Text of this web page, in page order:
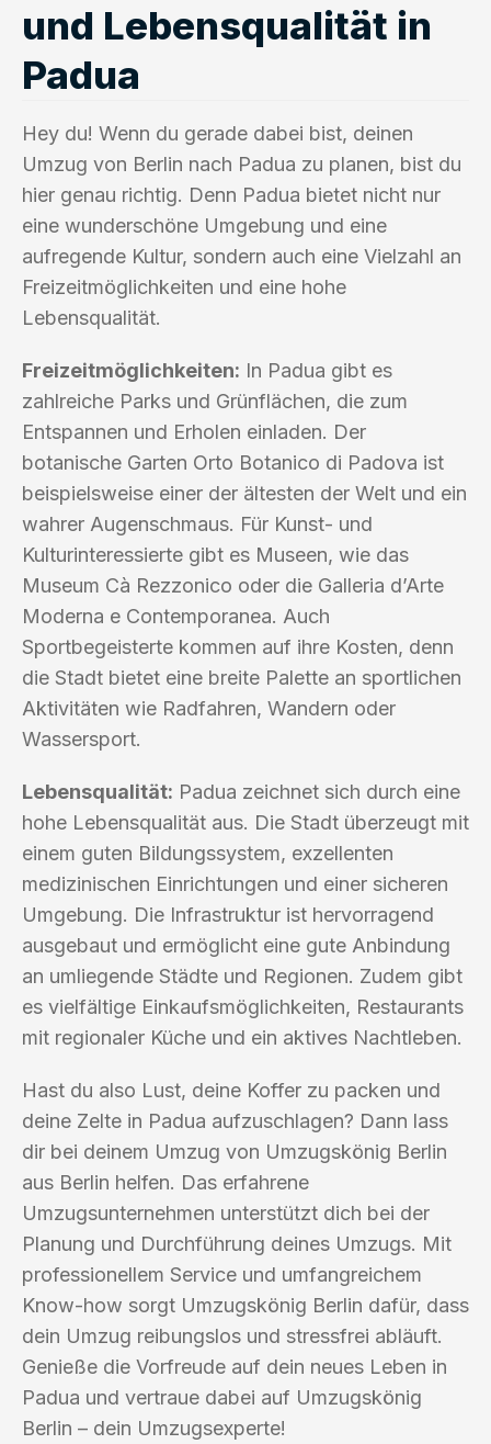
und Lebensqualität in
Padua
Hey du! Wenn du gerade dabei bist, deinen
Umzug von Berlin nach Padua zu planen, bist du
hier genau richtig. Denn Padua bietet nicht nur
eine wunderschöne Umgebung und eine
aufregende Kultur, sondern auch eine Vielzahl an
Freizeitmöglichkeiten und eine hohe
Lebensqualität.
Freizeitmöglichkeiten: In Padua gibt es
zahlreiche Parks und Grünflächen, die zum
Entspannen und Erholen einladen. Der
botanische Garten Orto Botanico di Padova ist
beispielsweise einer der ältesten der Welt und ein
wahrer Augenschmaus. Für Kunst- und
Kulturinteressierte gibt es Museen, wie das
Museum Cà Rezzonico oder die Galleria d’Arte
Moderna e Contemporanea. Auch
Sportbegeisterte kommen auf ihre Kosten, denn
die Stadt bietet eine breite Palette an sportlichen
Aktivitäten wie Radfahren, Wandern oder
Wassersport.
Lebensqualität: Padua zeichnet sich durch eine
hohe Lebensqualität aus. Die Stadt überzeugt mit
einem guten Bildungssystem, exzellenten
medizinischen Einrichtungen und einer sicheren
Umgebung. Die Infrastruktur ist hervorragend
ausgebaut und ermöglicht eine gute Anbindung
an umliegende Städte und Regionen. Zudem gibt
es vielfältige Einkaufsmöglichkeiten, Restaurants
mit regionaler Küche und ein aktives Nachtleben.
Hast du also Lust, deine Koffer zu packen und
deine Zelte in Padua aufzuschlagen? Dann lass
dir bei deinem Umzug von Umzugskönig Berlin
aus Berlin helfen. Das erfahrene
Umzugsunternehmen unterstützt dich bei der
Planung und Durchführung deines Umzugs. Mit
professionellem Service und umfangreichem
Know-how sorgt Umzugskönig Berlin dafür, dass
dein Umzug reibungslos und stressfrei abläuft.
Genieße die Vorfreude auf dein neues Leben in
Padua und vertraue dabei auf Umzugskönig
Berlin – dein Umzugsexperte!